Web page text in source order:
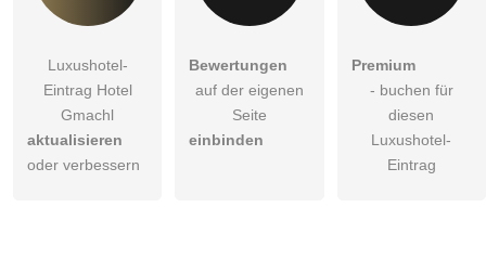
Luxushotel-
Eintrag Hotel
Gmachl
aktualisieren
oder verbessern
Bewertungen
auf der eigenen
Seite
einbinden
Premium
- buchen für
diesen
Luxushotel-
Eintrag